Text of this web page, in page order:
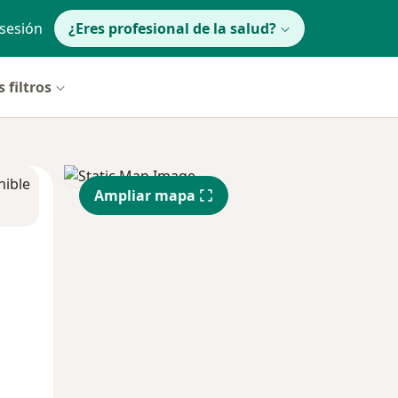
¿Eres profesional de la salud?
filtros
Ampliar mapa